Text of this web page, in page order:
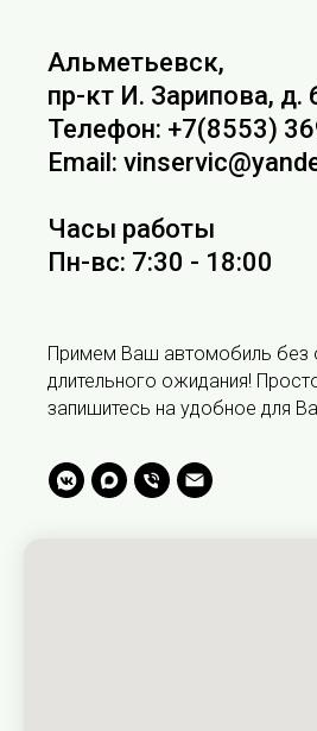
Альметьевск,
пр-кт И. Зарипова, д.
Телефон: +7(8553)
Email:
Часы работы
Пн-вс: 7:30 - 18:00
Примем Ваш автомобиль без
длительного ожидания!
запишитесь на удобное для